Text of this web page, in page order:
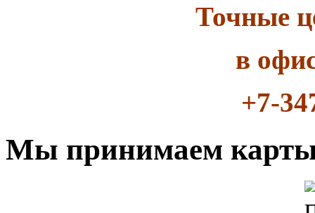
Точные
в
+7-
Мы принимаем